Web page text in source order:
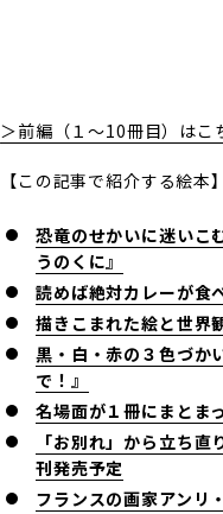
＞前編（１～10冊目）はこ
【この記事で紹介する絵本】
恐竜のせかいに迷いこ
うのくに』
読めば絶対カレーが食
描きこまれた絵と世界
黒・白・赤の３色づか
で！』
名場面が１冊にまとま
「お別れ」から立ち
刊発売予定
フランスの画家アンリ